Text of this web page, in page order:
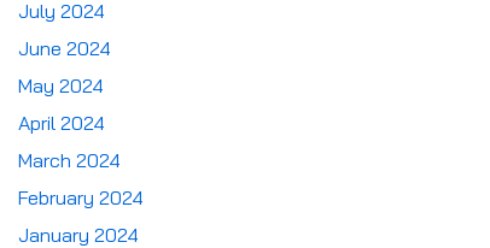
July 2024
June 2024
May 2024
April 2024
March 2024
February 2024
January 2024